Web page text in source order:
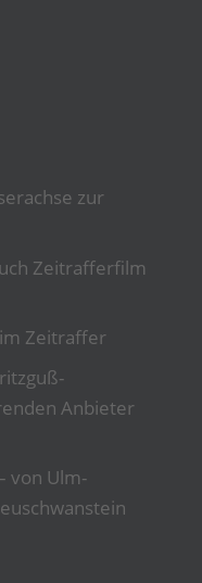
zur
Zeitrafferfilm
Zeitraffer
Anbieter
von Ulm-